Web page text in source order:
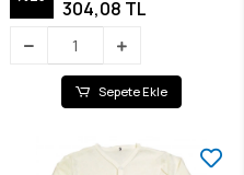
304,08 TL
Sepete Ekle